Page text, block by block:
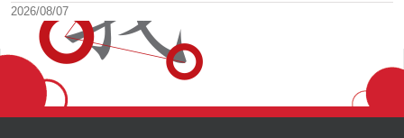
2026/08/07